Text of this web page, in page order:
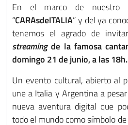
En el marco de nuestro
“CARAsdeITALIA” y del ya
tenemos el agrado de
streamingde la famosa
domingo 21 de junio, a las 18h.
Un evento cultural, abierto al
une a Italia y Argentina a
nueva aventura digital que
todo el mundo como símbolo